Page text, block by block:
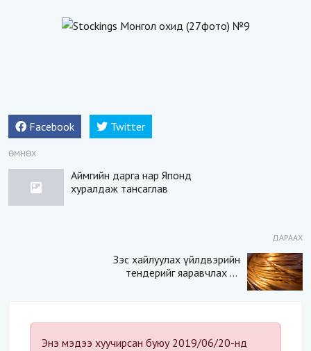
Facebook Twitter
ӨМНӨХ
Аймгийн дарга нар Японд
хуралдаж тансаглав
ДАРААХ
Зэс хайлуулах үйлдвэрийн
тендерийг яаравчлах нь
Энэ мэдээ хуучирсан буюу 2019/06/20-нд